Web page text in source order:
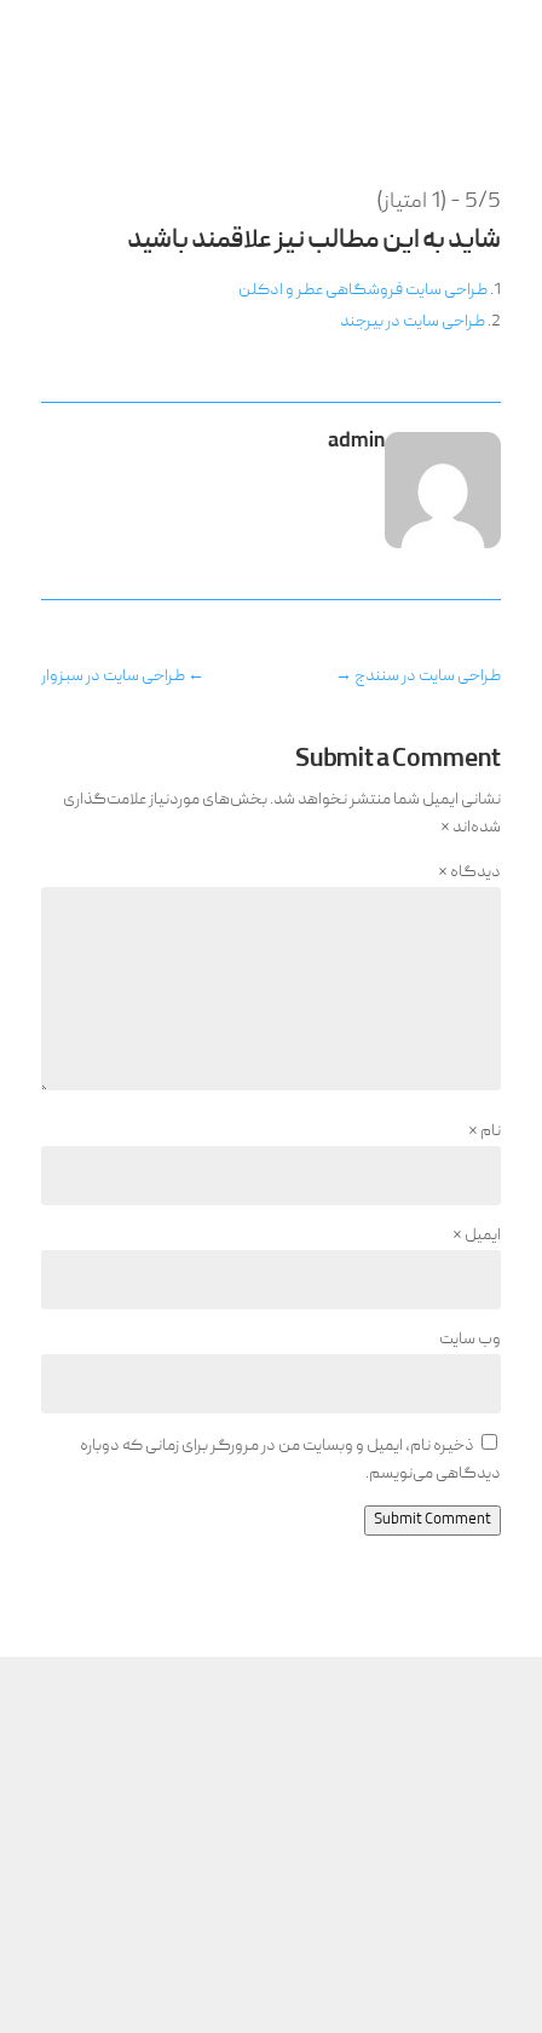
5/5 - (1 امتیاز)
شاید به این مطالب نیز علاقمند باشید
طراحی سایت فروشگاهی عطر و ادکلن
طراحی سایت در بیرجند
admin
←طراحی سایت در سبزوار طراحی سایت در سنندج →
Submit a Comment
نشانی ایمیل شما منتشر نخواهد شد.بخش‌های موردنیاز علامت‌گذاری
شده‌اند *
دیدگاه *
نام *
ایمیل *
وب‌ سایت
ذخیره نام، ایمیل و وبسایت من در مرورگر برای زمانی که دوباره
دیدگاهی می‌نویسم.
Submit Comment